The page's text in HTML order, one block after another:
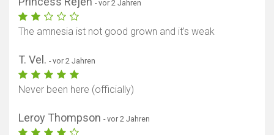
- vor 2 Jahren
The amnesia ist not good grown and it’s weak
T. Vel. - vor 2 Jahren
Never been here (officially)
Leroy Thompson - vor 2 Jahren